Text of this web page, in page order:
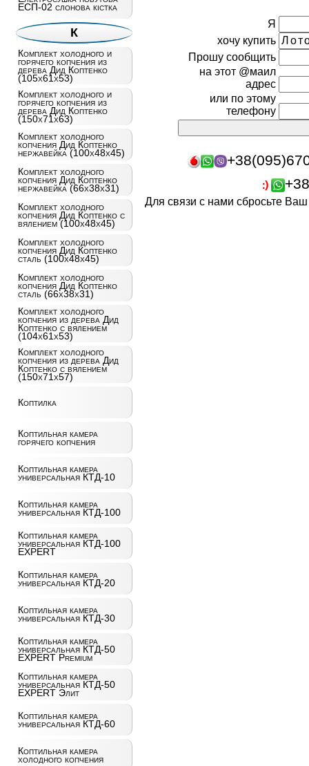
ЕСП-02 слонова кістка
К
Комплект холодного и
горячего копчения из
дерева Дид Коптенко
(105х61х53)
Комплект холодного и
горячего копчения из
дерева Дид Коптенко
(150х71х63)
Комплект холодного
копчения Дид Коптенко
нержавейка (100х48х45)
Комплект холодного
копчения Дид Коптенко
нержавейка (66х38х31)
Комплект холодного
копчения Дид Коптенко с
вялением (100х48х45)
Комплект холодного
копчения Дид Коптенко
сталь (100х48х45)
Комплект холодного
копчения Дид Коптенко
сталь (66х38х31)
Комплект холодного
копчения из дерева Дид
Коптенко с вялением
(104х61х53)
Комплект холодного
копчения из дерева Дид
Коптенко с вялением
(150х71х57)
Коптилка
Коптильная камера
горячего копчения
Коптильная камера
универсальная КТД-10
Коптильная камера
универсальная КТД-100
Коптильная камера
универсальная КТД-100
EXPERT
Коптильная камера
универсальная КТД-20
Коптильная камера
универсальная КТД-30
Коптильная камера
универсальная КТД-50
EXPERT Premium
Коптильная камера
универсальная КТД-50
EXPERT Элит
Коптильная камера
универсальная КТД-60
Коптильная камера
холодного копчения
Я
хочу купить
Прошу сообщить
на этот @маил
адрес
или по этому
телефону
Для связи с нами сбросьте